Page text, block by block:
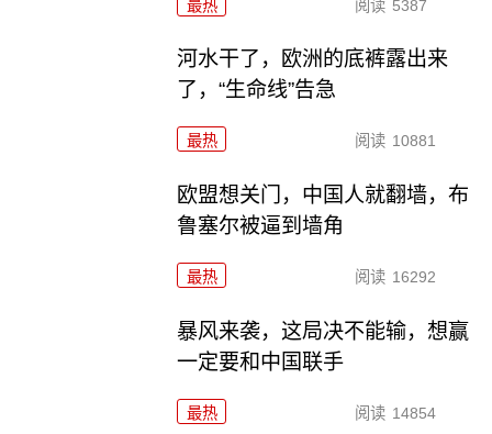
最热 阅读 5387
河水干了，欧洲的底裤露出来
了，“生命线”告急
最热 阅读 10881
欧盟想关门，中国人就翻墙，布
鲁塞尔被逼到墙角
最热 阅读 16292
暴风来袭，这局决不能输，想赢
一定要和中国联手
最热 阅读 14854